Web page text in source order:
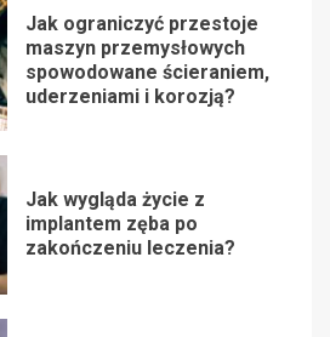
Jak ograniczyć przestoje
maszyn przemysłowych
spowodowane ścieraniem,
uderzeniami i korozją?
Jak wygląda życie z
implantem zęba po
zakończeniu leczenia?